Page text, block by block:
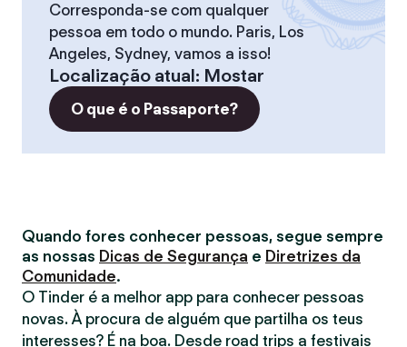
Corresponda-se com qualquer
pessoa em todo o mundo. Paris, Los
Angeles, Sydney, vamos a isso!
Localização atual: Mostar
O que é o Passaporte?
Quando fores conhecer pessoas, segue sempre
as nossas Dicas de Segurança e Diretrizes da
Comunidade.
O Tinder é a melhor app para conhecer pessoas
novas. À procura de alguém que partilha os teus
interesses? É na boa. Desde road trips a festivais